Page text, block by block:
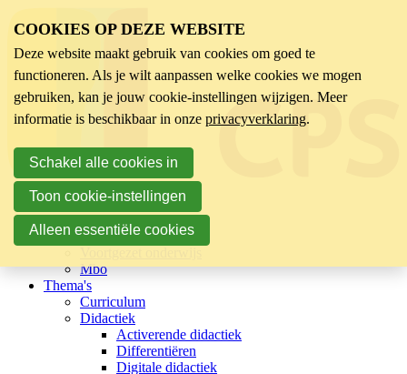
Sector
Kinderopvang
Basisonderwijs
Mbo
Thema's
Curriculum
Didactiek
Activerende didactiek
Differentiëren
Digitale didactiek
COOKIES OP DEZE WEBSITE
Deze website maakt gebruik van cookies om goed te
functioneren. Als je wilt aanpassen welke cookies we mogen
gebruiken, kan je jouw cookie-instellingen wijzigen. Meer
informatie is beschikbaar in onze privacyverklaring.
Schakel alle cookies in
Toon cookie-instellingen
Alleen essentiële cookies